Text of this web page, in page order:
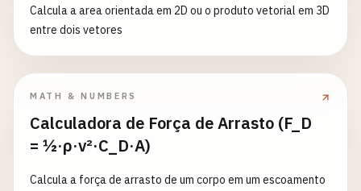
Calcula a area orientada em 2D ou o produto vetorial em 3D
entre dois vetores
MATH & NUMBERS
Calculadora de Força de Arrasto (F_D
= ½·ρ·v²·C_D·A)
Calcula a força de arrasto de um corpo em um escoamento